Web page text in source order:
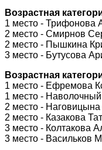
Возрастная
1 место - Трифонова
2 место - Смирнов
2 место - Пышкина
3 место - Бутусова
Возрастная
1 место - Ефремова
1 место -
2 место -
2 место - Казакова
3 место - Колтакова
3 место - Васильков